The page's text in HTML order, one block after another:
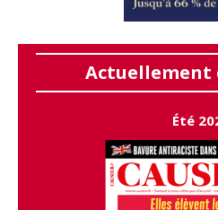
Actuellement
Été